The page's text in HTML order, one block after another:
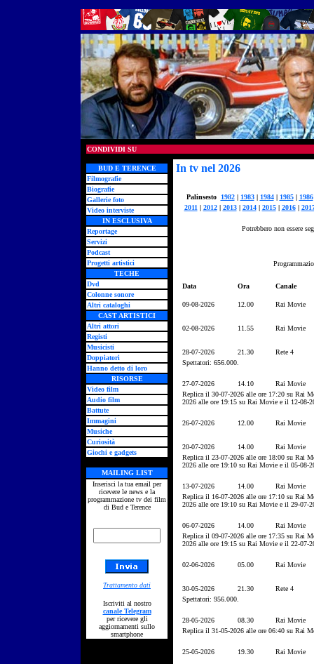
CONDIVIDI SU
BUD E TERENCE
Filmografie
Biografie
Gallerie foto
Video interviste
IN ESCLUSIVA
Reportage
Servizi
Podcast
Progetti artistici
TECHE
Dvd
Colonne sonore
Altri cataloghi
CAST ARTISTICI
Altri attori
Registi
Musicisti
Doppiatori
Hanno detto di loro
RISORSE
Video film
Audio film
Battute
Immagini
Musiche
Curiosità
Giochi e gadgets
MAILING LIST
Inserisci la tua email per
ricevere le news e la
programmazione tv dei film
di Bud e Terence
Trattamento dati
Iscriviti al nostro
canale Telegram
per ricevere gli
aggiornamenti sullo
smartphone
In tv nel 2026
Palinsesto 1982| 1983| 1984| 1985| 1986
2011 | 2012| 2013| 2014| 2015| 2016|
Potrebbero non essere
Data Ora Canale
09-08-2026 12.00 Rai Movie
02-08-2026 11.55 Rai Movie
28-07-2026 21.30
Rete 4
Spettatori: 656.000.
27-07-2026 14.10
Rai Movie
Replica il 30-07-2026 alle ore 17:20 su Rai
2026 alle ore 19:15 su Rai Movie e il 12-08-
26-07-2026 12.00 Rai Movie
20-07-2026 14.00
Rai Movie
Replica il 23-07-2026 alle ore 18:00 su Rai
2026 alle ore 19:10 su Rai Movie e il 05-08-
13-07-2026 14.00
Rai Movie
Replica il 16-07-2026 alle ore 17:10 su Rai
2026 alle ore 19:10 su Rai Movie e il 29-07-
06-07-2026 14.00
Rai Movie
Replica il 09-07-2026 alle ore 17:35 su Rai
2026 alle ore 19:15 su Rai Movie e il 22-07-
02-06-2026 05.00 Rai Movie
30-05-2026 21.30
Rete 4
Spettatori: 956.000.
28-05-2026 08.30
Rai Movie
Replica il 31-05-2026 alle ore 06:40 su Rai
25-05-2026 19.30 Rai Movie